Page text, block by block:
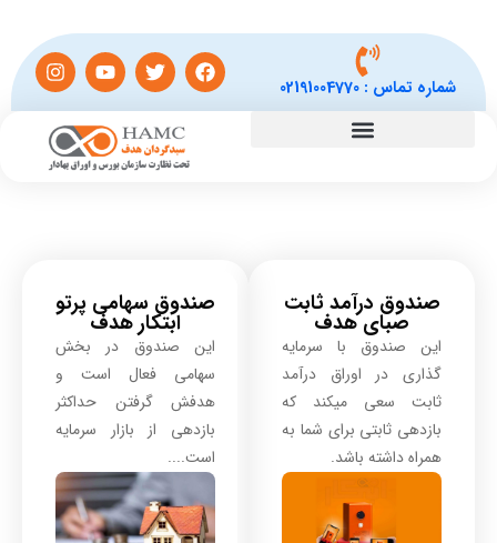
شماره تماس :02191004770
صندوق درآمد ثابت
صبای هدف
این صندوق با سرمایه
گذاری در اوراق درآمد
ثابت سعی میکند که
بازدهی ثابتی برای شما به
همراه داشته باشد.
صندوق سهامی پرتو
ابتکار هدف
این صندوق در بخش
سهامی فعال است و
هدفش گرفتن حداکثر
بازدهی از بازار سرمایه
است....